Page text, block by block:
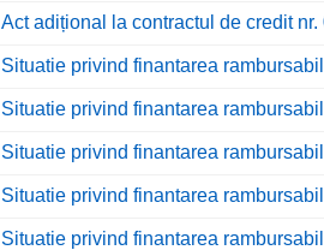
Act adițional la contractul de credit nr.
Situatie privind finantarea
Situatie privind finantarea
Situatie privind finantarea
Situatie privind finantarea
Situatie privind finantarea